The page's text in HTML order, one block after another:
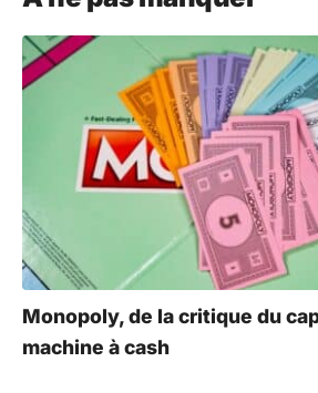
t
e
r
n
e
:
Monopoly, de la critique du
machine à cash